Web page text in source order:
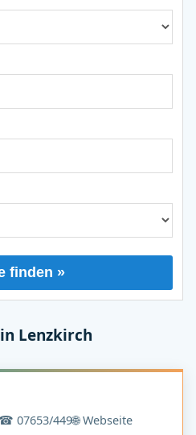
finden »
Lenzkirch
☎ 07653/449🌐 Webseite